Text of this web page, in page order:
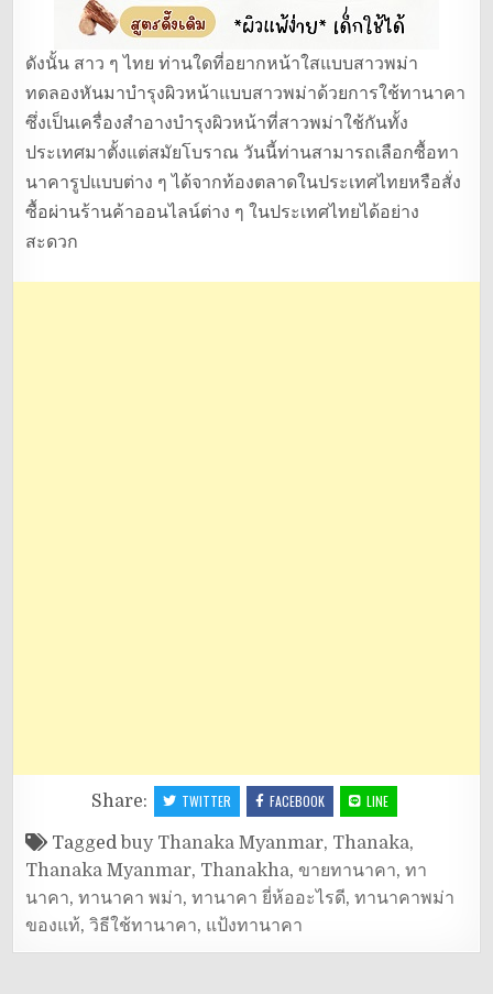
ดังนั้น สาว ๆ ไทย ท่านใดที่อยากหน้าใสแบบสาวพม่า
ทดลองหันมาบำรุงผิวหน้าแบบสาวพม่าด้วยการใช้ทานาคา
ซึ่งเป็นเครื่องสำอางบำรุงผิวหน้าที่สาวพม่าใช้กันทั้ง
ประเทศมาตั้งแต่สมัยโบราณ วันนี้ท่านสามารถเลือกซื้อทา
นาคารูปแบบต่าง ๆ ได้จากท้องตลาดในประเทศไทยหรือสั่ง
ซื้อผ่านร้านค้าออนไลน์ต่าง ๆ ในประเทศไทยได้อย่าง
สะดวก
Share: TWITTER FACEBOOK LINE
Tagged buy Thanaka Myanmar, Thanaka,
Thanaka Myanmar, Thanakha,ขายทานาคา,ทา
นาคา,ทานาคา พม่า,ทานาคา ยี่ห้ออะไรดี,ทานาคาพม่า
ของแท้,วิธีใช้ทานาคา, แป้งทานาคา